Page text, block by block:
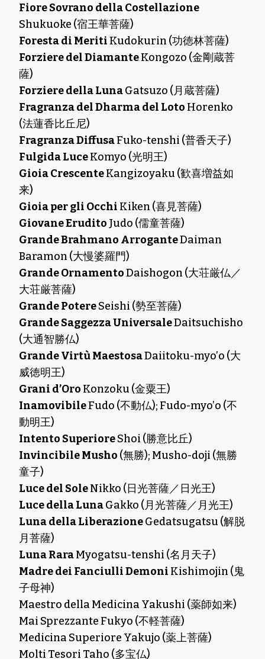
Fiore Sovrano della Costellazione
Shukuoke (宿王華菩薩)
Foresta di Meriti Kudokurin (功徳林菩薩)
Forziere del DiamanteKongozo (金剛蔵菩
薩)
Forziere della LunaGatsuzo (月蔵菩薩)
Fragranza del Dharma del Loto Horenko
(法蓮香比丘尼)
Fragranza DiffusaFuko-tenshi (普香天子)
Fulgida LuceKomyo (光明王)
Gioia CrescenteKangizoyaku (歓喜増益如
来)
Gioia per gli Occhi Kiken (喜見菩薩)
Giovane Erudito Judo (儒童菩薩)
Grande Brahmano ArroganteDaiman
Baramon (大慢婆羅門)
Grande OrnamentoDaishogon (大荘厳仏／
大荘厳菩薩)
Grande PotereSeishi (勢至菩薩)
Grande Saggezza UniversaleDaitsuchisho
(大通智勝仏)
Grande Virtù MaestosaDaiitoku-myo’o (大
威徳明王)
Grani d’Oro Konzoku (金粟王)
InamovibileFudo (不動仏); Fudo-myo’o (不
動明王)
Intento SuperioreShoi (勝意比丘)
Invincibile Musho (無勝); Musho-doji (無勝
童子)
Luce del SoleNikko (日光菩薩／日光王)
Luce della LunaGakko (月光菩薩／月光王)
Luna della LiberazioneGedatsugatsu (解脱
月菩薩)
Luna RaraMyogatsu-tenshi (名月天子)
Madre dei Fanciulli Demoni Kishimojin (鬼
子母神)
Maestro della Medicina Yakushi (薬師如来)
Mai Sprezzante Fukyo (不軽菩薩)
Medicina Superiore Yakujo (薬上菩薩)
Molti Tesori Taho (多宝仏)